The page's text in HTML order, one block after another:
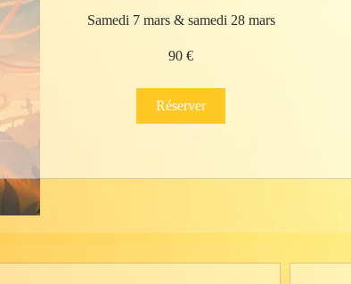
Samedi 7 mars & samedi 28 mars
90 €
Réserver